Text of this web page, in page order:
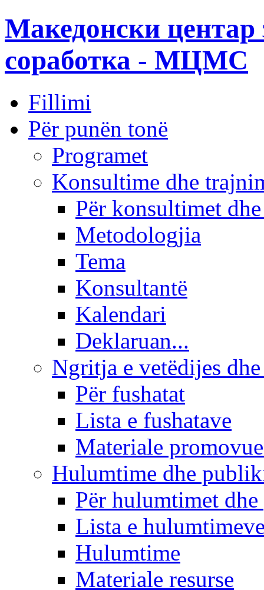
Македонски центар
соработка - МЦМС
Fillimi
Për punën tonë
Programet
Konsultime dhe
Për konsultimet
Metodologjia
Tema
Konsultantë
Kalendari
Deklaruan...
Ngritja e vetëdijes
Për fushatat
Lista e fushatave
Materiale
Hulumtime dhe
Për hulumtimet
Lista e
Hulumtime
Materiale resurse